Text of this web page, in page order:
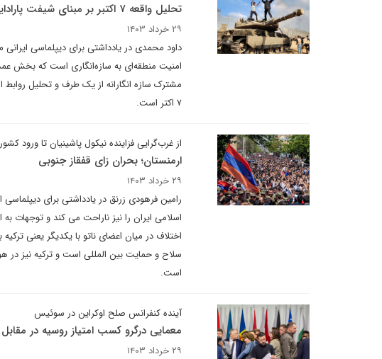
تحلیل واقعه ۷ اکتبر بر مبنای شیفت پارادایمی
۲۹ خرداد ۱۴۰۳
امنیت منطقه‌ای به سازه‌انگاری است که بخش
مشترک سازه انگارانه از یک طرف و تحلیل روابط
۷ اکتر است.
از غرب‌‌گرایی فزاینده نیکول پاشینیان تا ورود
ارمنستان؛ بحران زای قفقاز جنوبی
۲۹ خرداد ۱۴۰۳
رامین فرهودی زرنق در یادداشتی برای
اسلامی ایران را نیز ناراحت می کند و توجهات
اختلاف در میان اعضای ناتو با یکدیگر یعنی
سلاح و حمایت بین المللی است و ترکیه نیز در
است.
آینده کنفرانس صلح اوکراین در سوئیس
معمایی درگرو کسب امتیاز روسیه در
۲۹ خرداد ۱۴۰۳